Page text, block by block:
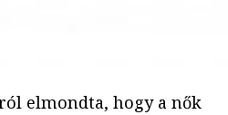
elmondta, hogy a nők